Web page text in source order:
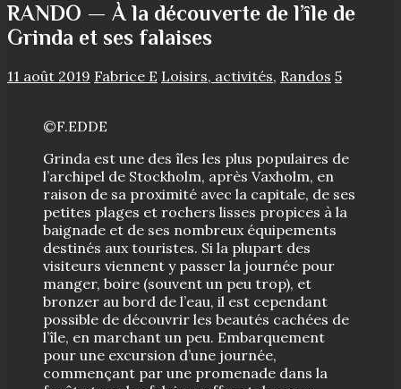
RANDO — À la découverte de l’île de
Grinda et ses falaises
11 août 2019 Fabrice E Loisirs, activités, Randos 5
©F.EDDE
Grinda est une des îles les plus populaires de
l’archipel de Stockholm, après Vaxholm, en
raison de sa proximité avec la capitale, de ses
petites plages et rochers lisses propices à la
baignade et de ses nombreux équipements
destinés aux touristes. Si la plupart des
visiteurs viennent y passer la journée pour
manger, boire (souvent un peu trop), et
bronzer au bord de l’eau, il est cependant
possible de découvrir les beautés cachées de
l’île, en marchant un peu. Embarquement
pour une excursion d’une journée,
commençant par une promenade dans la